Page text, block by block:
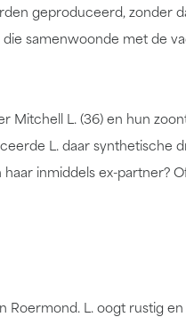
geproduceerd, zonder
samenwoonde met de
Mitchell L. (36) en hun
L. daar synthetische
inmiddels ex-partner?
Roermond. L. oogt rustig